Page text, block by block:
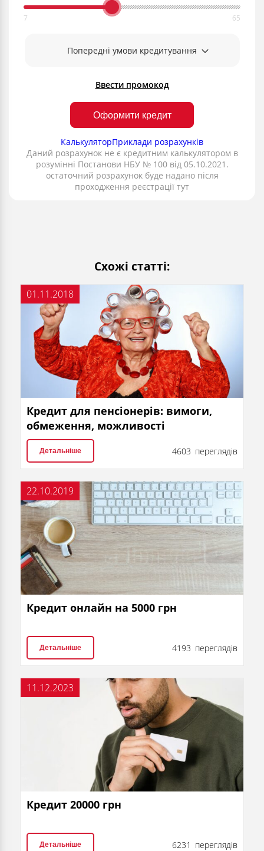
Попередні умови кредитування
Ввести промокод
Оформити кредит
КалькуляторПриклади розрахунків
Даний розрахунок не є кредитним калькулятором в
розумінні Постанови НБУ № 100 від 05.10.2021.
остаточний розрахунок буде надано після
проходження реєстрації тут
Схожі статті:
01.11.2018
Кредит для пенсіонерів: вимоги,
обмеження, можливості
Детальніше 4603 переглядів
22.10.2019
Кредит онлайн на 5000 грн
Детальніше 4193 переглядів
11.12.2023
Кредит 20000 грн
Детальніше 6231 переглядів